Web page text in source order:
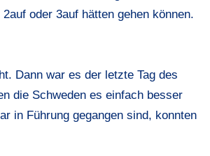
oder 3auf hätten gehen können.
Dann war es der letzte Tag des
die Schweden es einfach besser
in Führung gegangen sind, konnten